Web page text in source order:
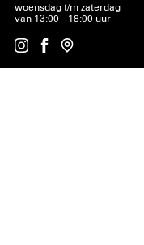
woensdag t/m zaterdag
van 13:00 – 18:00 uur